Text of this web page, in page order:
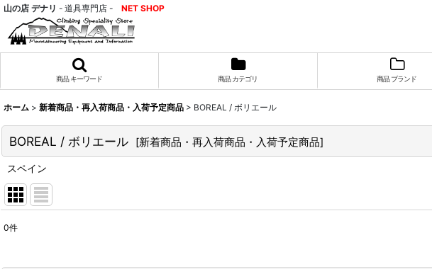
山の店 デナリ - 道具専門店 - NET SHOP
商品 キーワード 商品 カテゴリ 商品 ブランド
ホーム > 新着商品・再入荷商品・入荷予定商品 > BOREAL / ボリエール
BOREAL / ボリエール [新着商品・再入荷商品・入荷予定商品]
スペイン
0件